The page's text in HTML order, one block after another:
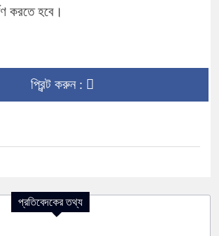
করতে হবে।
প্রিন্ট করুন :
প্রতিবেদকের তথ্য